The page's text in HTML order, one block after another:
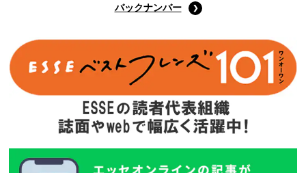
Amazonで購入する
次回予告
年間定期購読
バックナンバー